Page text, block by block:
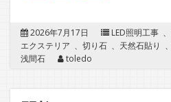
2026年7月17日 LED照明工事 、
エクステリア 、 切り石 、 天然石貼り 、
浅間石
toledo